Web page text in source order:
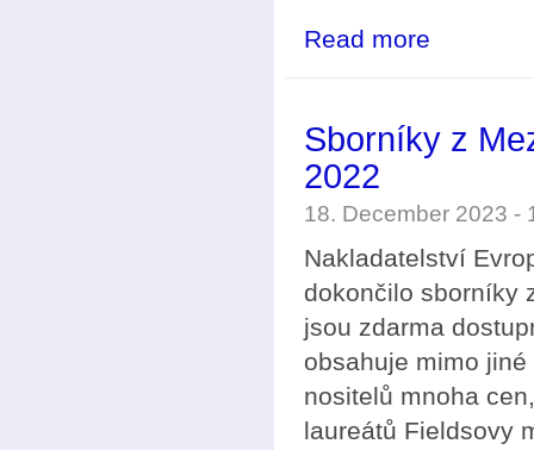
Read more
Sborníky z
2022
18. December 2023
Nakladatelství
dokončilo sborníky
jsou zdarma
obsahuje mimo
nositelů mnoha
laureátů Fieldsovy